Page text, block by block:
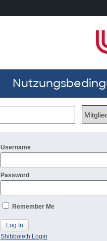
Username
Password
Remember Me
Shibboleth Login